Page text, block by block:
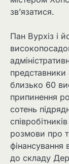
зв’язатися.
Пан Вурхіз і
представники
близько 60
припинення
сотень
розмови про
до складу